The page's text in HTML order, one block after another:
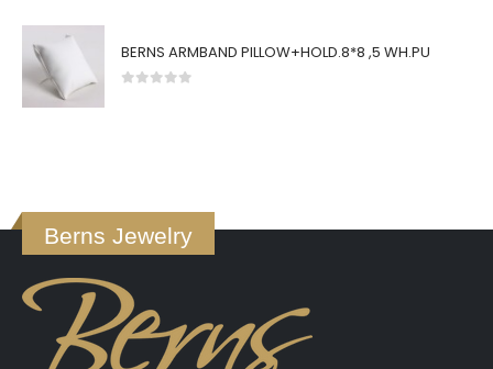
BERNS ARMBAND PILLOW+HOLD.8*8 ,5 WH.PU
Berns Jewelry